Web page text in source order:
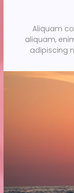
Aliquam
aliquam,
adipiscing